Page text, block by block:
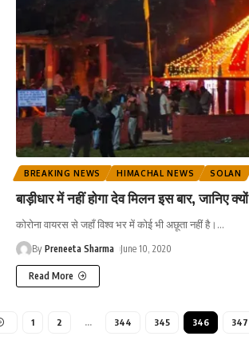
BREAKING NEWS HIMACHAL NEWS SOLAN
बाड़ीधार में नहीं होगा देव मिलन इस बार, जानिए क्यों
कोरोना वायरस से जहाँ विश्व भर में कोई भी अछूता नहीं है। …
By Preneeta Sharma June 10, 2020
Read More
1 2 … 344 345 346 347